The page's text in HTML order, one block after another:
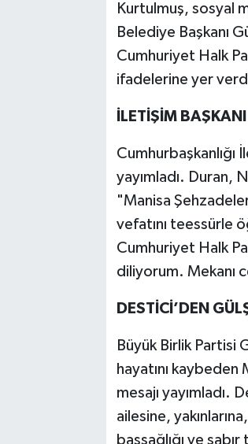
Kurtulmuş, sosyal
Belediye Başkanı
Cumhuriyet Halk
ifadelerine yer
İLETİŞİM
Cumhurbaşkanlığı
yayımladı. Duran,
"Manisa
vefatını teessürle
Cumhuriyet Halk
diliyorum. Mekanı
DESTİCİ’DEN
Büyük Birlik Partisi
hayatını
mesajı yayımladı.
ailesine,
başsağlığı ve